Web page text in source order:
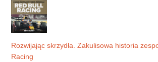
Rozwijając skrzydła. Zakulisowa historia
Racing